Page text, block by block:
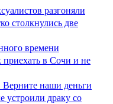
разгоняли
столкнулись две
времени
в Сочи и не
наши деньги
устроили драку со